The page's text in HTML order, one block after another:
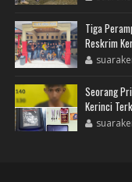
Tiga
Reskrim
Seorang
Kerinci